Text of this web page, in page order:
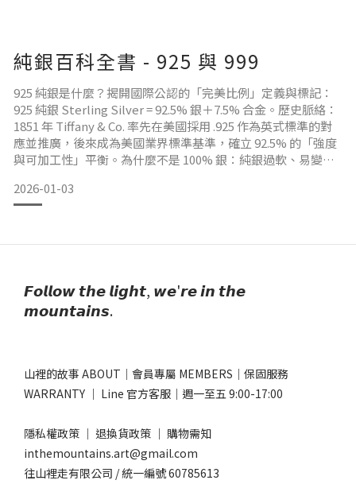
純銀百科全書 - 925 與 999
925 純銀是什麼？揭開國際公認的「完美比例」定義與標記：
925 純銀 Sterling Silver = 92.5% 銀＋7.5% 合金。歷史脈絡：
1851 年 Tiffany & Co. 率先在美國採用 .925 作為英式標準的對
應並推廣，後來成為美國業界標準基準，確立 92.5% 的「強度
與可加工性」平衡。為什麼不是 100% 銀：純銀過軟、易變
999 純銀，該如何挑選？硬度與工藝：999銀延展性高但偏軟，
容易刮傷
2026-01-03
𝙁𝙤𝙡𝙡𝙤𝙬 𝙩𝙝𝙚 𝙡𝙞𝙜𝙝𝙩, 𝙬𝙚'𝙧𝙚 𝙞𝙣 𝙩𝙝𝙚
𝙢𝙤𝙪𝙣𝙩𝙖𝙞𝙣𝙨.
山裡的故事 ABOUT ｜ 會員專屬 MEMBERS ｜ 保固服務
WARRANTY ｜ Line 官方客服 ｜週一至五 9:00-17:00​
隱私權政策 ｜ 退換貨政策 ｜ 購物需知
inthemountains.art@gmail.com
往山裡走有限公司 / 統一編號 60785613